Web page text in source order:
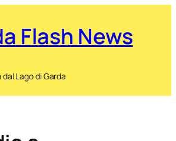
Flash News
Lago di Garda